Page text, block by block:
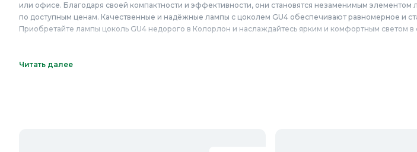
или офисе. Благодаря своей компактности и эффективности, они становятся незаменимым
по доступным ценам. Качественные и надёжные лампы с цоколем GU4 обеспечивают равномерное и
Приобретайте лампы цоколь GU4 недорого в Колорлон и наслаждайтесь ярким и комфортным светом в
Интернет-магазин Колорлон предлагает большой выбор ламп цоколь GU4 по выгодным ценам для
Читать далее